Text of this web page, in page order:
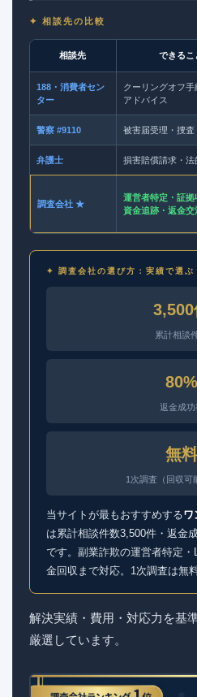
✦ 相談先の比較
相談先 できるこ
188・消費者セン
ター
クーリングオフ
アドバイス
警察 #9110 被害届受理・捜査
弁護士 損害賠償請求・法
調査会社 ★
運営者特定・証拠
資金追跡・返金交
✦ 調査会社の選び方：実績で選ぶ
3,500
累計相談
80%
返金成功
無料
1次調査（回収可
当サイトが最もおすすめするワ
は累計相談件数3,500件・返金
です。副業詐欺の運営者特定
金回収まで対応。1次調査は無
解決実績・費用・対応力を基
厳選しています。